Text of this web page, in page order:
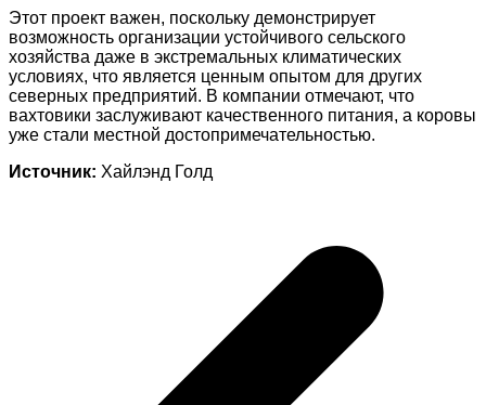
Этот проект важен, поскольку демонстрирует
возможность организации устойчивого сельского
хозяйства даже в экстремальных климатических
условиях, что является ценным опытом для других
северных предприятий. В компании отмечают, что
вахтовики заслуживают качественного питания, а коровы
уже стали местной достопримечательностью.
Источник: Хайлэнд Голд